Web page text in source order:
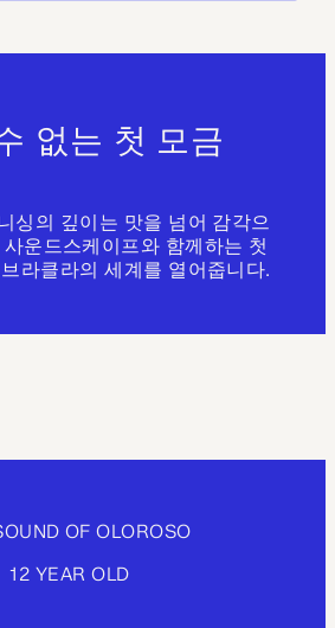
없는 첫 모금
싱의 깊이는 맛을 넘어 감각으
운드스케이프와 함께하는 첫
라클라의 세계를 열어줍니다.
OF OLOROSO
12 YEAR OLD